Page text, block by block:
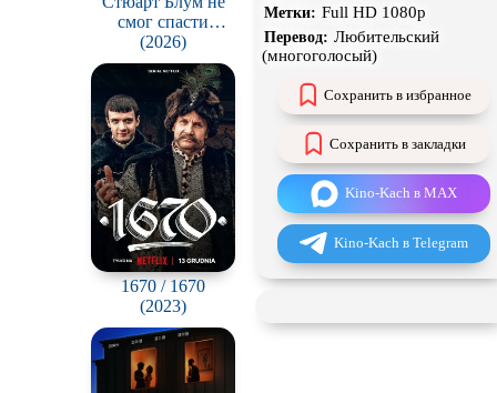
смог спасти
вселенную / Stuart
Fails to Save the
Universe
(2026)
1670 / 1670
(2023)
CAMRip
Метки: Full HD 1080p
Перевод: Любительский
(многоголосый)
Сохранить в избранное
Сохранить в закладки
Kino-Kach в MAX
Kino-Kach в Telegram